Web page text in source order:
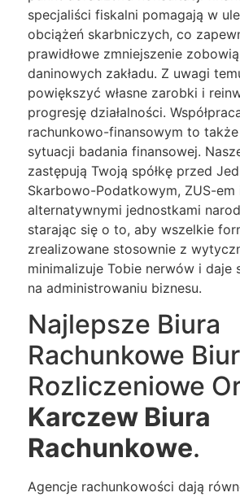
specjaliści fiskalni pomagają w
obciążeń skarbniczych, co
prawidłowe zmniejszenie
daninowych zakładu. Z uwagi
powiększyć własne zarobki i
progresję działalności.
rachunkowo-finansowym to
sytuacji badania finansowej.
zastępują Twoją spółkę przed
Skarbowo-Podatkowym, ZUS-em
alternatywnymi jednostkami
starając się o to, aby wszelkie
zrealizowane stosownie z
minimalizuje Tobie nerwów i daje
na administrowaniu biznesu.
Najlepsze Biura
Rachunkowe
Rozliczeniowe
Karczew Biura
Rachunkowe.
Agencje rachunkowości dają